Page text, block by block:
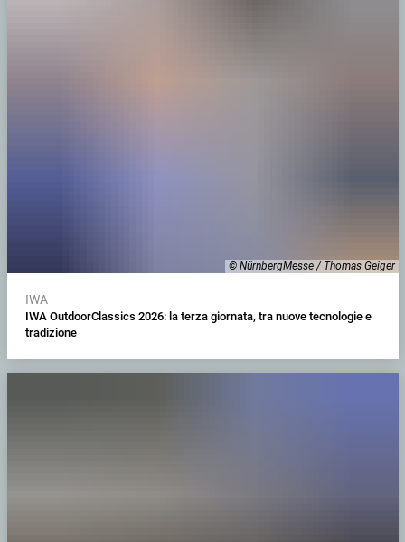
© NürnbergMesse / Thomas Geiger
IWA
IWA OutdoorClassics 2026: la terza giornata, tra nuove tecnologie e
tradizione